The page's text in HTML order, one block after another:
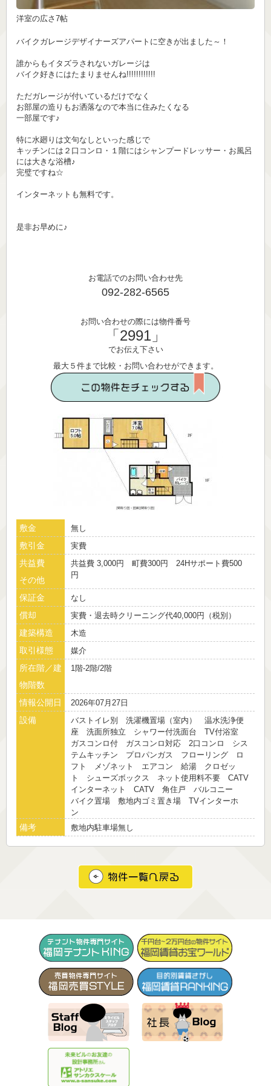
バイクガレージデザイナーズアパートに空きが出ました～！
誰からもイタズラされないガレージは
バイク好きにはたまりませんね!!!!!!!!!!!!
ただガレージが付いているだけでなく
お部屋の造りもお洒落なので本当に住みたくなる
一部屋です♪
特に水廻りは文句なしといった感じで
キッチンには２口コンロ・１階にはシャンプードレッサー・お風呂
には大きな浴槽♪
完璧ですね☆
インターネットも無料です。
是非お早めに♪
お電話でのお問い合わせ先
092-282-6565
お問い合わせの際には物件番号
「2991」
でお伝え下さい
最大５件まで比較・お問い合わせができます。
敷金 無し
敷引金 実費
共益費
その他
共益費 3,000円 町費300円 24Hサポート費500
円
保証金 なし
償却 実費・退去時クリーニング代40,000円（税別）
建築構造 木造
取引様態 媒介
所在階／建
物階数
1階-2階/2階
情報公開日 2026年07月27日
設備
バストイレ別 洗濯機置場（室内） 温水洗浄便
座 洗面所独立 シャワー付洗面台 TV付浴室
ガスコンロ付 ガスコンロ対応 2口コンロ シス
テムキッチン プロパンガス フローリング ロ
フト メゾネット エアコン 給湯 クロゼッ
ト シューズボックス ネット使用料不要 CATV
インターネット CATV 角住戸 バルコニー
バイク置場 敷地内ゴミ置き場 TVインターホ
ン
備考 敷地内駐車場無し
洋室の広さ7帖